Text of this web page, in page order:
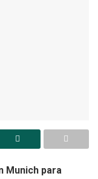
Munich para